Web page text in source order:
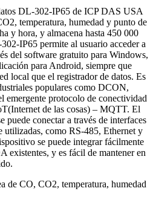
DL-302-IP65 de ICP DAS USA
temperatura, humedad y punto de
y hora, y almacena hasta 450 000
IP65 permite al usuario acceder a
del software gratuito para Windows,
para Android, siempre que
local que el registrador de datos. Es
populares como DCON,
emergente protocolo de conectividad
de las cosas) – MQTT. El
puede conectar a través de interfaces
utilizadas, como RS-485, Ethernet y
se puede integrar fácilmente
existentes, y es fácil de mantener en
de CO, CO2, temperatura, humedad